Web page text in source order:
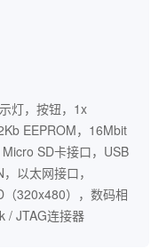
灯，按钮，1x
EEPROM，16Mbit
SD卡接口，USB
以太网接口，
320x480），数码相
/ JTAG连接器